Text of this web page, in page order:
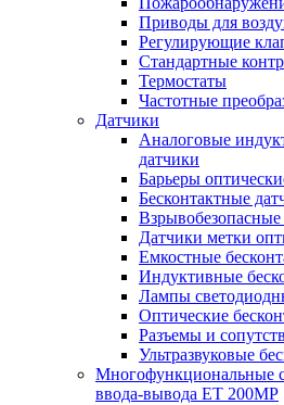
Приводы для
Регулирующие
Стандартные
Термостаты
Частотные
Датчики
Аналоговые
датчики
Барьеры
Бесконтактные
Взрывобезопасные
Датчики метки
Емкостные
Индуктивные
Лампы
Оптические
Разъемы и
Ультразвуковые
Многофункциональные
ввода-вывода ET 200MP